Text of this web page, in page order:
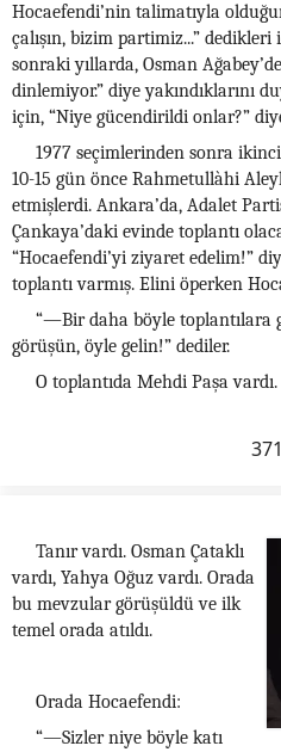
Hocaefendi’nin talimatıyla
çalışın, bizim partimiz...”
sonraki yıllarda, Osman
dinlemiyor.” diye yakındıklarını
için, “Niye gücendirildi onlar?”
1977 seçimlerinden sonra
10-15 gün önce Rahmetullàhi
etmişlerdi. Ankara’da, Adalet
Çankaya’daki evinde toplantı
“Hocaefendi’yi ziyaret edelim!”
toplantı varmış. Elini öperken
“—Bir daha böyle toplantılara
görüşün, öyle gelin!” dediler.
O toplantıda Mehdi Paşa
371
Tanır vardı. Osman Çataklı
vardı, Yahya Oğuz vardı. Orada
bu mevzular görüşüldü ve ilk
temel orada atıldı.
Orada Hocaefendi:
“—Sizler niye böyle katı